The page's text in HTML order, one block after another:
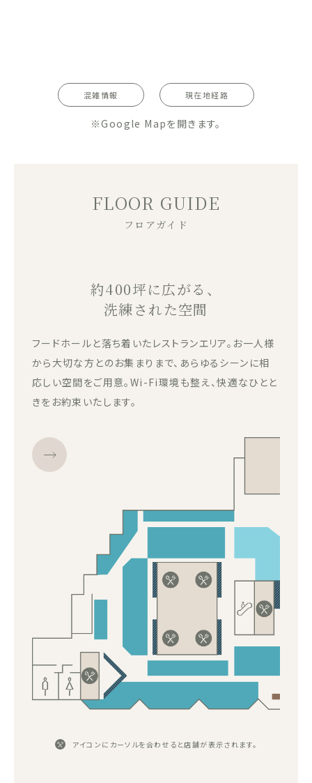
混雑情報 現在地経路
※Google Mapを開きます。
FLOOR GUIDE
フロアガイド
約400坪に広がる、
洗練された空間
フードホールと落ち着いたレストランエリア。お一人様
から大切な方とのお集まりまで、あらゆるシーンに相
応しい空間をご用意。Wi-Fi環境も整え、快適なひとと
きをお約束いたします。
アイコンにカーソルを合わせると店舗が表示されます。